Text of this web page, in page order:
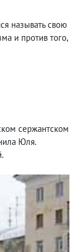
называть свою
и против того,
сержантском
Юля.